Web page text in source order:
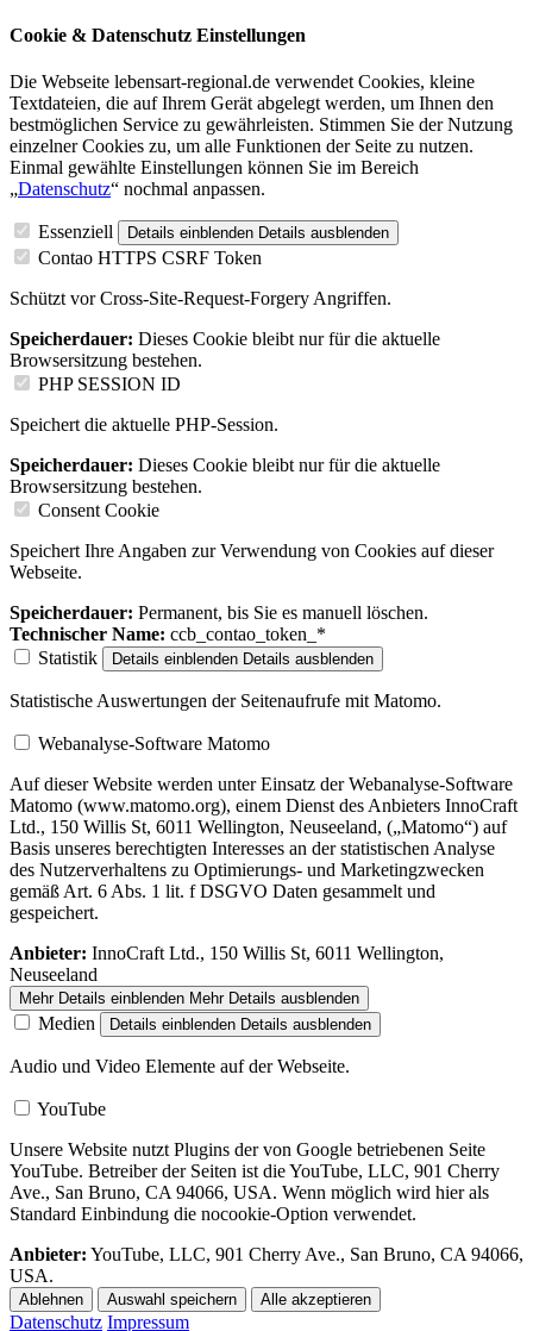
Cookie & Datenschutz Einstellungen
Die Webseite lebensart-regional.de verwendet Cookies, kleine
Textdateien, die auf Ihrem Gerät abgelegt werden, um Ihnen den
bestmöglichen Service zu gewährleisten. Stimmen Sie der Nutzung
einzelner Cookies zu, um alle Funktionen der Seite zu nutzen.
Einmal gewählte Einstellungen können Sie im Bereich
„Datenschutz“ nochmal anpassen.
Essenziell Details einblenden Details ausblenden
Contao HTTPS CSRF Token
Schützt vor Cross-Site-Request-Forgery Angriffen.
Speicherdauer: Dieses Cookie bleibt nur für die aktuelle
Browsersitzung bestehen.
PHP SESSION ID
Speichert die aktuelle PHP-Session.
Speicherdauer: Dieses Cookie bleibt nur für die aktuelle
Browsersitzung bestehen.
Consent Cookie
Speichert Ihre Angaben zur Verwendung von Cookies auf dieser
Webseite.
Speicherdauer: Permanent, bis Sie es manuell löschen.
Technischer Name: ccb_contao_token_*
Statistik
Details einblenden Details ausblenden
Statistische Auswertungen der Seitenaufrufe mit Matomo.
Webanalyse-Software Matomo
Auf dieser Website werden unter Einsatz der Webanalyse-Software
Matomo (www.matomo.org), einem Dienst des Anbieters InnoCraft
Ltd., 150 Willis St, 6011 Wellington, Neuseeland, („Matomo“) auf
Basis unseres berechtigten Interesses an der statistischen Analyse
des Nutzerverhaltens zu Optimierungs- und Marketingzwecken
gemäß Art. 6 Abs. 1 lit. f DSGVO Daten gesammelt und
gespeichert.
Anbieter: InnoCraft Ltd., 150 Willis St, 6011 Wellington,
Neuseeland
Mehr Details einblenden Mehr Details ausblenden
Medien Details einblenden Details ausblenden
Audio und Video Elemente auf der Webseite.
YouTube
Unsere Website nutzt Plugins der von Google betriebenen Seite
YouTube. Betreiber der Seiten ist die YouTube, LLC, 901 Cherry
Ave., San Bruno, CA 94066, USA. Wenn möglich wird hier als
Standard Einbindung die nocookie-Option verwendet.
Anbieter: YouTube, LLC, 901 Cherry Ave., San Bruno, CA 94066,
USA.
Ablehnen Auswahl speichern Alle akzeptieren
Datenschutz Impressum